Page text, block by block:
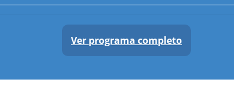
Ver programa completo